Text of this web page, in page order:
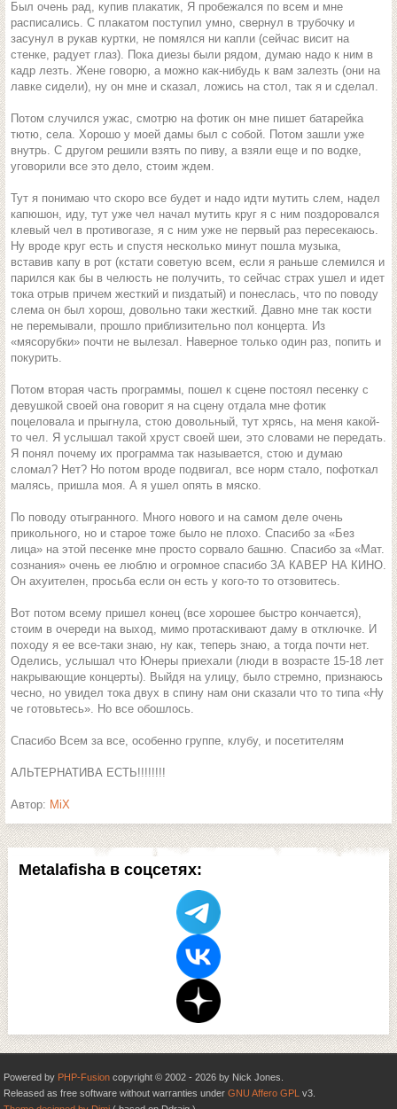
Metalafisha в соцсетях:
Был очень рад, купив плакатик, Я пробежался по всем и мне
расписались. С плакатом поступил умно, свернул в трубочку и
засунул в рукав куртки, не помялся ни капли (сейчас висит на
стенке, радует глаз). Пока диезы были рядом, думаю надо к ним в
кадр лезть. Жене говорю, а можно как-нибудь к вам залезть (они на
лавке сидели), ну он мне и сказал, ложись на стол, так я и сделал.
Потом случился ужас, смотрю на фотик он мне пишет батарейка
тютю, села. Хорошо у моей дамы был с собой. Потом зашли уже
внутрь. С другом решили взять по пиву, а взяли еще и по водке,
уговорили все это дело, стоим ждем.
Тут я понимаю что скоро все будет и надо идти мутить слем, надел
капюшон, иду, тут уже чел начал мутить круг я с ним поздоровался
клевый чел в противогазе, я с ним уже не первый раз пересекаюсь.
Ну вроде круг есть и спустя несколько минут пошла музыка,
вставив капу в рот (кстати советую всем, если я раньше слемился и
парился как бы в челюсть не получить, то сейчас страх ушел и идет
тока отрыв причем жесткий и пиздатый) и понеслась, что по поводу
слема он был хорош, довольно таки жесткий. Давно мне так кости
не перемывали, прошло приблизительно пол концерта. Из
«мясорубки» почти не вылезал. Наверное только один раз, попить и
покурить.
Потом вторая часть программы, пошел к сцене постоял песенку с
девушкой своей она говорит я на сцену отдала мне фотик
поцеловала и прыгнула, стою довольный, тут хрясь, на меня какой-
то чел. Я услышал такой хруст своей шеи, это словами не передать.
Я понял почему их программа так называется, стою и думаю
сломал? Нет? Но потом вроде подвигал, все норм стало, пофоткал
малясь, пришла моя. А я ушел опять в мяско.
По поводу отыгранного. Много нового и на самом деле очень
прикольного, но и старое тоже было не плохо. Спасибо за «Без
лица» на этой песенке мне просто сорвало башню. Спасибо за «Мат.
сознания» очень ее люблю и огромное спасибо ЗА КАВЕР НА КИНО.
Он ахуителен, просьба если он есть у кого-то то отзовитесь.
Вот потом всему пришел конец (все хорошее быстро кончается),
стоим в очереди на выход, мимо протаскивают даму в отключке. И
походу я ее все-таки знаю, ну как, теперь знаю, а тогда почти нет.
Оделись, услышал что Юнеры приехали (люди в возрасте 15-18 лет
накрывающие концерты). Выйдя на улицу, было стремно, признаюсь
чесно, но увидел тока двух в спину нам они сказали что то типа «Ну
че готовьтесь». Но все обошлось.
Спасибо Всем за все, особенно группе, клубу, и посетителям
АЛЬТЕРНАТИВА ЕСТЬ!!!!!!!!
Автор: MiX
Powered by PHP-Fusion copyright © 2002 - 2026 by Nick Jones.
Released as free software without warranties under GNU Affero GPL v3.